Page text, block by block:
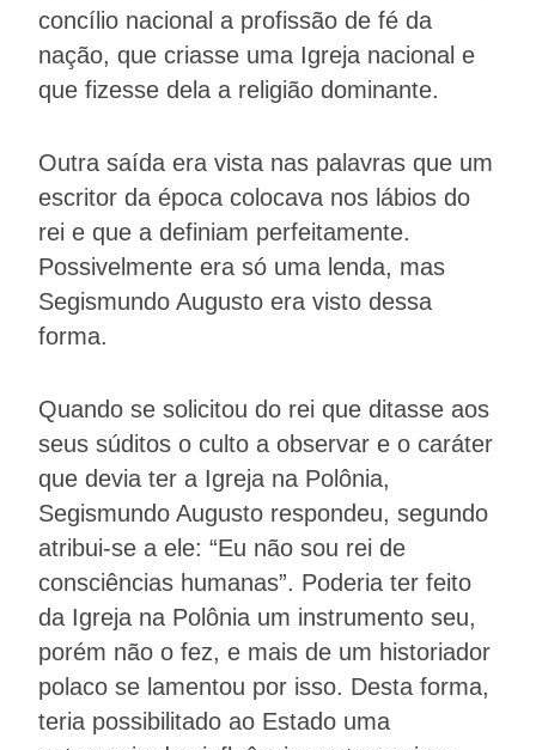
concílio nacional a profissão de fé da
nação, que criasse uma Igreja nacional e
que fizesse dela a religião dominante.
Outra saída era vista nas palavras que um
escritor da época colocava nos lábios do
rei e que a definiam perfeitamente.
Possivelmente era só uma lenda, mas
Segismundo Augusto era visto dessa
forma.
Quando se solicitou do rei que ditasse aos
seus súditos o culto a observar e o caráter
que devia ter a Igreja na Polônia,
Segismundo Augusto respondeu, segundo
atribui-se a ele: “Eu não sou rei de
consciências humanas”. Poderia ter feito
da Igreja na Polônia um instrumento seu,
porém não o fez, e mais de um historiador
polaco se lamentou por isso. Desta forma,
teria possibilitado ao Estado uma